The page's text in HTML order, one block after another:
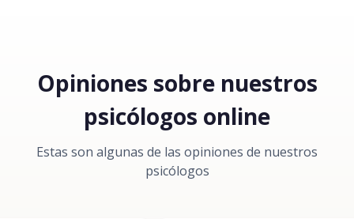
Opiniones sobre nuestros
psicólogos online
Estas son algunas de las opiniones de nuestros
psicólogos